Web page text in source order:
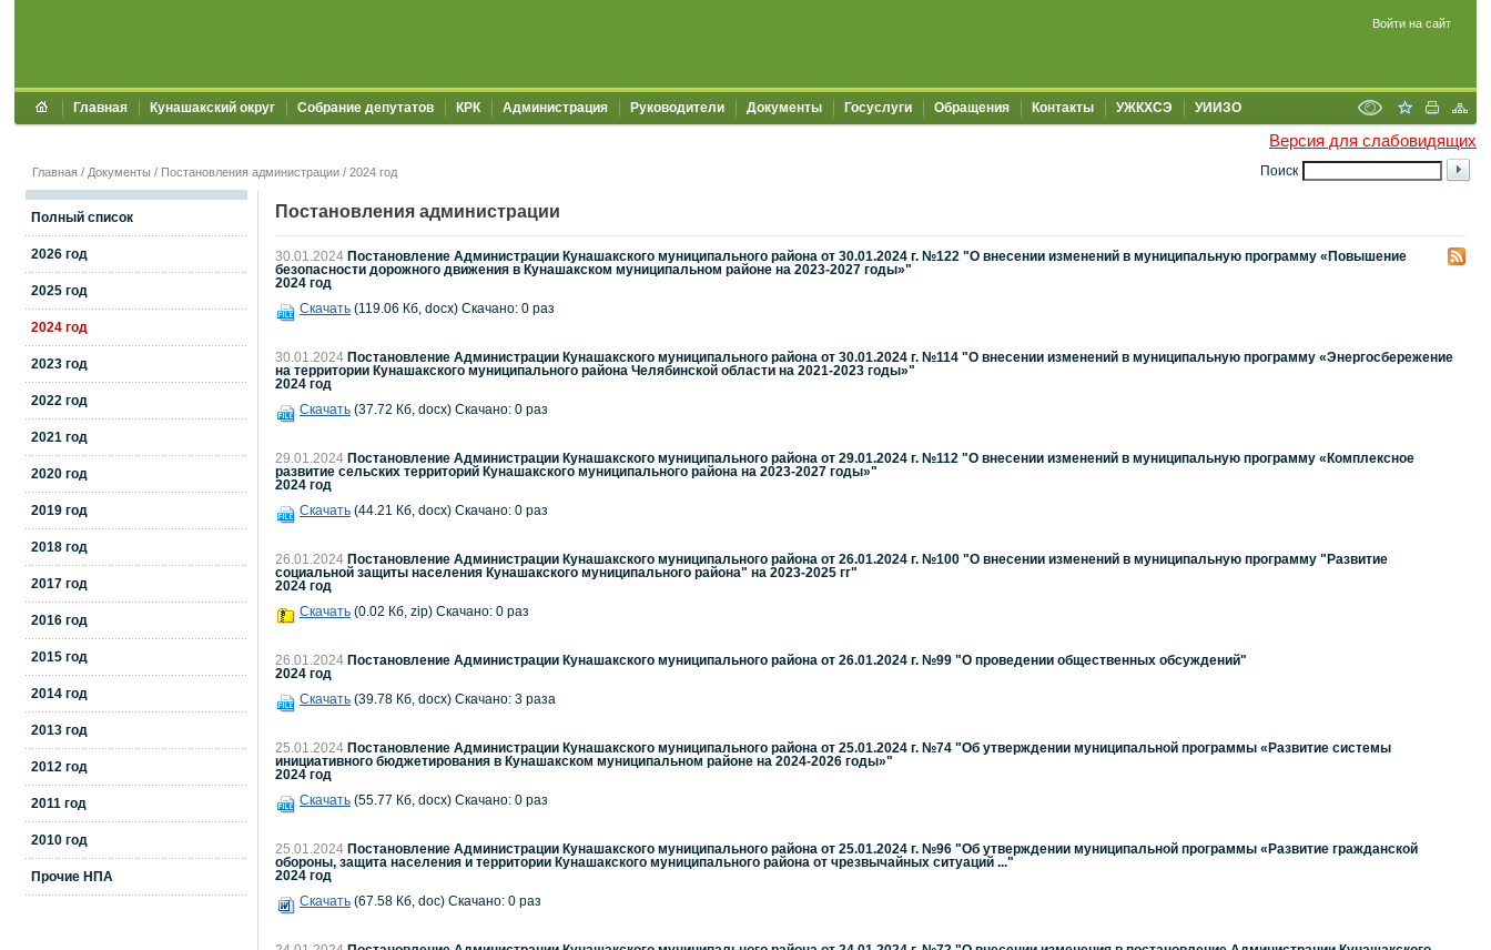
Войти на сайт
Главная Кунашакский округ Собрание депутатов КРК Администрация Руководители Документы Госуслуги Обращения Контакты УЖКХСЭ УИИЗО
Версия для слабовидящих
Поиск
Главная / Документы / Постановления администрации / 2024 год
Полный список
2026 год
2025 год
2024 год
2023 год
2022 год
2021 год
2020 год
2019 год
2018 год
2017 год
2016 год
2015 год
2014 год
2013 год
2012 год
2011 год
2010 год
Прочие НПА
Постановления администрации
30.01.2024 Постановление Администрации Кунашакского муниципального района от 30.01.2024 г. №122 "О внесении изменений в муниципальную программу «Повышение
безопасности дорожного движения в Кунашакском муниципальном районе на 2023-2027 годы»"
2024 год
Скачать (119.06 Кб, docx) Скачано: 0 раз
30.01.2024 Постановление Администрации Кунашакского муниципального района от 30.01.2024 г. №114 "О внесении изменений в муниципальную программу «Энергосбережение
на территории Кунашакского муниципального района Челябинской области на 2021-2023 годы»"
2024 год
Скачать (37.72 Кб, docx) Скачано: 0 раз
29.01.2024 Постановление Администрации Кунашакского муниципального района от 29.01.2024 г. №112 "О внесении изменений в муниципальную программу «Комплексное
развитие сельских территорий Кунашакского муниципального района на 2023-2027 годы»"
2024 год
Скачать (44.21 Кб, docx) Скачано: 0 раз
26.01.2024 Постановление Администрации Кунашакского муниципального района от 26.01.2024 г. №100 "О внесении изменений в муниципальную программу "Развитие
социальной защиты населения Кунашакского муниципального района" на 2023-2025 гг"
2024 год
Скачать (0.02 Кб, zip) Скачано: 0 раз
26.01.2024 Постановление Администрации Кунашакского муниципального района от 26.01.2024 г. №99 "О проведении общественных обсуждений"
2024 год
Скачать (39.78 Кб, docx) Скачано: 3 раза
25.01.2024 Постановление Администрации Кунашакского муниципального района от 25.01.2024 г. №74 "Об утверждении муниципальной программы «Развитие системы
инициативного бюджетирования в Кунашакском муниципальном районе на 2024-2026 годы»"
2024 год
Скачать (55.77 Кб, docx) Скачано: 0 раз
25.01.2024 Постановление Администрации Кунашакского муниципального района от 25.01.2024 г. №96 "Об утверждении муниципальной программы «Развитие гражданской
обороны, защита населения и территории Кунашакского муниципального района от чрезвычайных ситуаций ..."
2024 год
Скачать (67.58 Кб, doc) Скачано: 0 раз